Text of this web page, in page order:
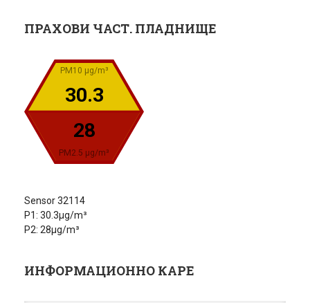
ПРАХОВИ ЧАСТ. ПЛАДНИЩЕ
PM10 µg/m³
PM2.5 µg/m³
30.3
28
Sensor 32114
P1: 30.3µg/m³
P2: 28µg/m³
ИНФОРМАЦИОННО КАРЕ